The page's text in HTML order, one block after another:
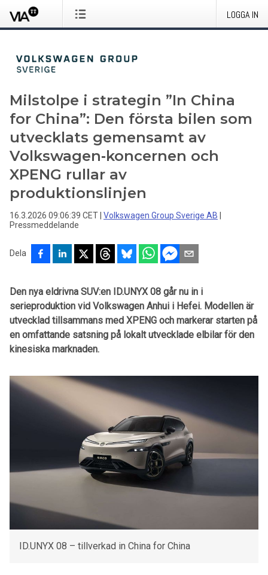
LOGGA IN
Milstolpe i strategin ”In China
for China”: Den första bilen som
utvecklats gemensamt av
Volkswagen‑koncernen och
XPENG rullar av
produktionslinjen
16.3.2026 09:06:39 CET Volkswagen Group Sverige AB
Pressmeddelande
Dela
Den nya eldrivna SUV:en ID.UNYX 08 går nu in i
serieproduktion vid Volkswagen Anhui i Hefei. Modellen är
utvecklad tillsammans med XPENG och markerar starten på
en omfattande satsning på lokalt utvecklade elbilar för den
kinesiska marknaden.
ID.UNYX 08 – tillverkad in China for China